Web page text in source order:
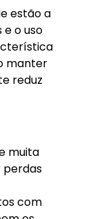
estão a
e o uso
manter
reduz
muita
perdas
com